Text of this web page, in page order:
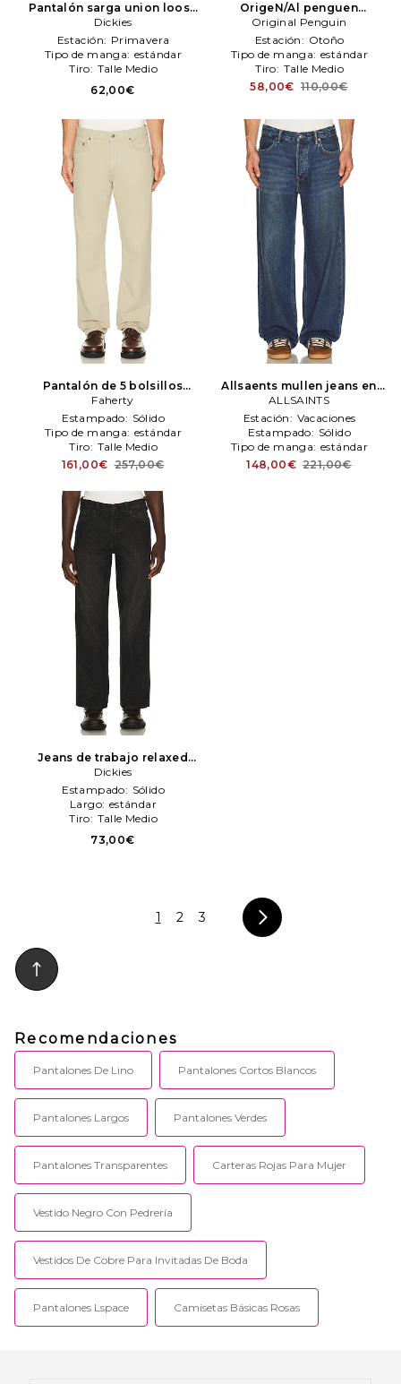
Pantalón sarga union loose
straight en color marrón
Dickies
Dickies
Estación: Primavera
Tipo de manga: estándar
Tiro: Talle Medio
62,00€
OrigeN/Al penguen
pantalones en color azul
mareno Original Penguin
Original Penguin
Estación: Otoño
Tipo de manga: estándar
Tiro: Talle Medio
58,00€ 110,00€
Pantalón de 5 bolsillos
reserve twill en color gris
Faherty
Faherty
Estampado: Sólido
Tipo de manga: estándar
Tiro: Talle Medio
161,00€ 257,00€
Allsaents mullen jeans en
color azul ALLSAINTS
ALLSAINTS
Estación: Vacaciones
Estampado: Sólido
Tipo de manga: estándar
148,00€ 221,00€
Jeans de trabajo relaxed
straight en color negro
Dickies
Dickies
Estampado: Sólido
Largo: estándar
Tiro: Talle Medio
73,00€
1 2 3
Recomendaciones
Pantalones De Lino Pantalones Cortos Blancos
Pantalones Largos Pantalones Verdes
Pantalones Transparentes Carteras Rojas Para Mujer
Vestido Negro Con Pedrería
Vestidos De Cobre Para Invitadas De Boda
Pantalones Lspace Camisetas Básicas Rosas